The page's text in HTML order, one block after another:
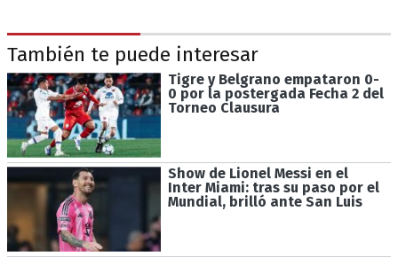
También te puede interesar
Tigre y Belgrano empataron 0-
0 por la postergada Fecha 2 del
Torneo Clausura
Show de Lionel Messi en el
Inter Miami: tras su paso por el
Mundial, brilló ante San Luis